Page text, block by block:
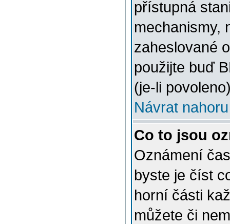
přístupná
mechanismy,
zaheslované
použijte buď
(je-li
Návrat nahoru
Co to jsou
Oznámení
byste je číst
horní části
můžete či